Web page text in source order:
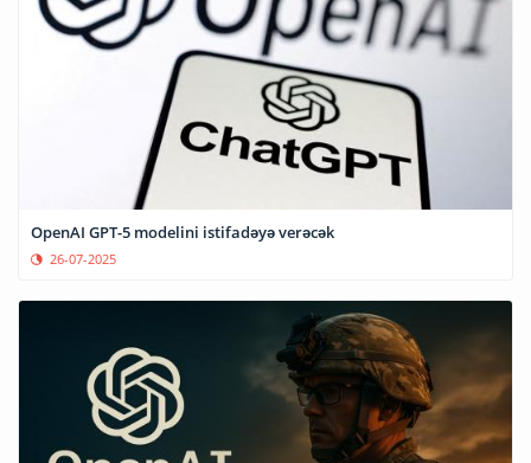
OpenAI GPT-5 modelini istifadəyə verəcək
26-07-2025